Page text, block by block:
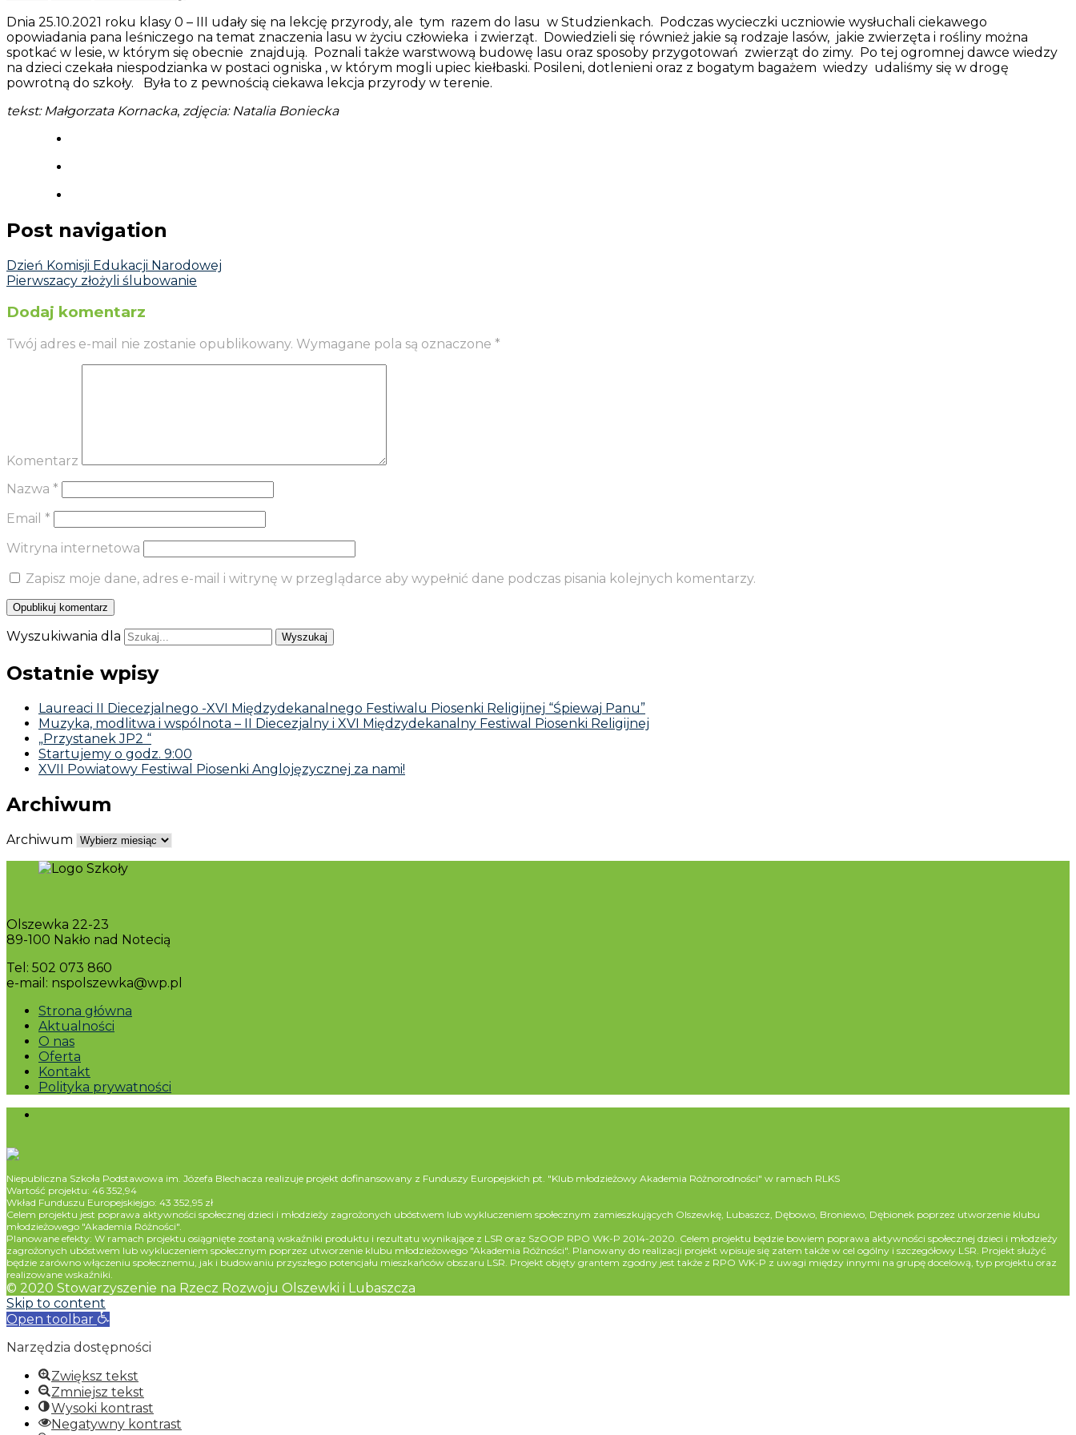
Dnia 25.10.2021 roku klasy 0 – III udały się na lekcję przyrody, ale tym razem do lasu w Studzienkach. Podczas wycieczki uczniowie wysłuchali ciekawego
opowiadania pana leśniczego na temat znaczenia lasu w życiu człowieka i zwierząt. Dowiedzieli się również jakie są rodzaje lasów, jakie zwierzęta i rośliny można
spotkać w lesie, w którym się obecnie znajdują. Poznali także warstwową budowę lasu oraz sposoby przygotowań zwierząt do zimy. Po tej ogromnej dawce wiedzy
na dzieci czekała niespodzianka w postaci ogniska , w którym mogli upiec kiełbaski. Posileni, dotlenieni oraz z bogatym bagażem wiedzy udaliśmy się w drogę
powrotną do szkoły. Była to z pewnością ciekawa lekcja przyrody w terenie.
tekst: Małgorzata Kornacka, zdjęcia: Natalia Boniecka
Post navigation
Dzień Komisji Edukacji Narodowej
Pierwszacy złożyli ślubowanie
Dodaj komentarz
Twój adres e-mail nie zostanie opublikowany. Wymagane pola są oznaczone *
Komentarz
Nazwa *
Email *
Witryna internetowa
Zapisz moje dane, adres e-mail i witrynę w przeglądarce aby wypełnić dane podczas pisania kolejnych komentarzy.
Wyszukiwania dla
Ostatnie wpisy
Laureaci II Diecezjalnego -XVI Międzydekanalnego Festiwalu Piosenki Religijnej “Śpiewaj Panu”
Muzyka, modlitwa i wspólnota – II Diecezjalny i XVI Międzydekanalny Festiwal Piosenki Religijnej
„Przystanek JP2 “
Startujemy o godz. 9:00
XVII Powiatowy Festiwal Piosenki Anglojęzycznej za nami!
Archiwum
Archiwum
Olszewka 22-23
89-100 Nakło nad Notecią
Tel: 502 073 860
e-mail: nspolszewka@wp.pl
Strona główna
Aktualności
O nas
Oferta
Kontakt
Polityka prywatności
Niepubliczna Szkoła Podstawowa im. Józefa Blechacza realizuje projekt dofinansowany z Funduszy Europejskich pt. "Klub młodzieżowy Akademia Różnorodności" w ramach RLKS
Wartość projektu: 46 352,94
Wkład Funduszu Europejskiejgo: 43 352,95 zł
Celem projektu jest poprawa aktywności społecznej dzieci i młodzieży zagrożonych ubóstwem lub wykluczeniem społecznym zamieszkujących Olszewkę, Lubaszcz, Dębowo, Broniewo, Dębionek poprzez utworzenie klubu
młodzieżowego "Akademia Różności".
Planowane efekty: W ramach projektu osiągnięte zostaną wskaźniki produktu i rezultatu wynikające z LSR oraz SzOOP RPO WK-P 2014-2020. Celem projektu będzie bowiem poprawa aktywności społecznej dzieci i młodzieży
zagrożonych ubóstwem lub wykluczeniem społecznym poprzez utworzenie klubu młodzieżowego "Akademia Różności". Planowany do realizacji projekt wpisuje się zatem także w cel ogólny i szczegółowy LSR. Projekt służyć
będzie zarówno włączeniu społecznemu, jak i budowaniu przyszłego potencjału mieszkańców obszaru LSR. Projekt objęty grantem zgodny jest także z RPO WK-P z uwagi między innymi na grupę docelową, typ projektu oraz
realizowane wskaźniki.
© 2020 Stowarzyszenie na Rzecz Rozwoju Olszewki i Lubaszcza
Skip to content
Open toolbar
Narzędzia dostępności
Zwiększ tekst
Zmniejsz tekst
Wysoki kontrast
Negatywny kontrast